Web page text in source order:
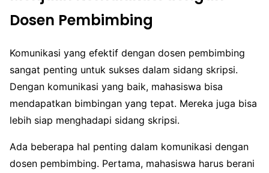
Dosen Pembimbing
Komunikasi yang efektif dengan dosen pembimbing
sangat penting untuk sukses dalam sidang skripsi.
Dengan komunikasi yang baik, mahasiswa bisa
mendapatkan bimbingan yang tepat. Mereka juga bisa
lebih siap menghadapi sidang skripsi.
Ada beberapa hal penting dalam komunikasi dengan
dosen pembimbing. Pertama, mahasiswa harus berani